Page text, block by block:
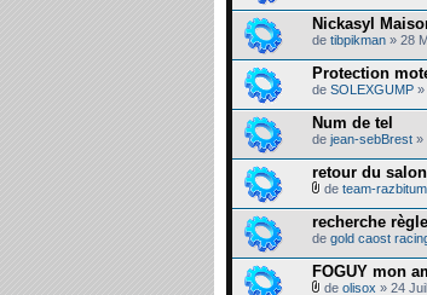
Nickasyl
de tibpikman » 28
Protection
de SOLEXGUMP »
Num de tel
de jean-sebBrest »
retour du
de team-
recherche
de gold caost
FOGUY mon
de olisox » 24